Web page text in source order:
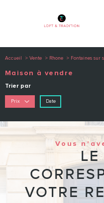
Accueil Vente Rhone Fontaines sur
Maison à vendre
Trier par
Prix Date
Vous
VOTRE